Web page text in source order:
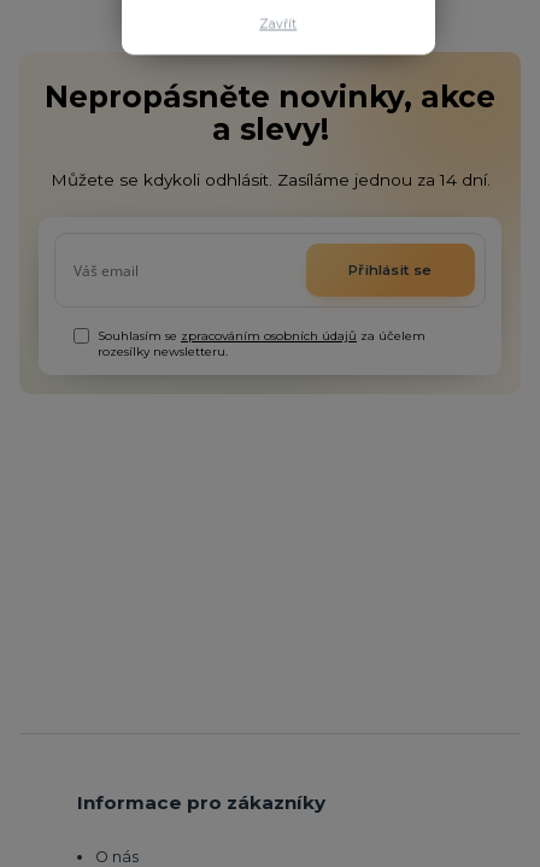
Nepropásněte novinky, akce
a slevy!
Můžete se kdykoli odhlásit. Zasíláme jednou za 14 dní.
Přihlásit se
Souhlasím se zpracováním osobních údajů za účelem
rozesílky newsletteru.
Informace pro zákazníky
O nás
Zavřít